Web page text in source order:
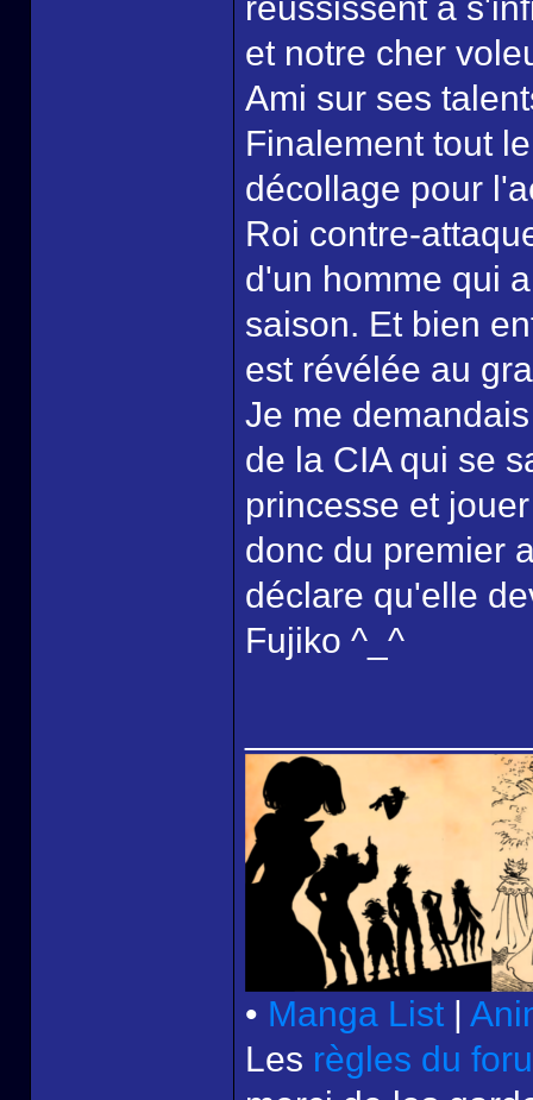
et notre cher
Ami sur ses
Finalement tout
décollage pour
Roi contre-
d'un homme qui
saison. Et bien
est révélée au
Je me
de la CIA qui se
princesse et
donc du premier
déclare qu'elle
Fujiko ^_^
• Manga List |
Les règles du